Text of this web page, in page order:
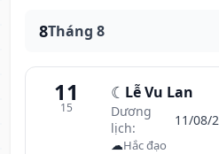
8Tháng 8
11
15
☾ Lễ Vu Lan
Dương
lịch:
11/08/
☁Hắc đạo